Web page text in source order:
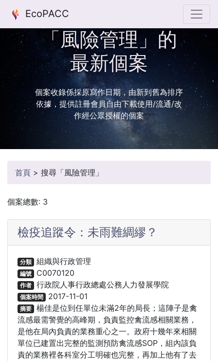
EcoPACC
「風險管理」的
最新個案
個案收錄係採原寫作日期，由新到舊為排序
依據，提供註冊會員自由下載使用/流通/改
作經公眾授權的個案
首頁 > 搜尋「風險管理」
個案總數: 3
檢疫追蹤令：未雨難綢繆？
分類 組織與行政管理
編號 C0070120
作者 行政院人事行政總處公務人力發展學院
個案時間 2017-11-01
摘要 楊佳是位到任單位未滿2年的局長；這陣子是禽
流感最需警覺的高峰期，負責監控禽流感相關業務，
是他在局內負責的業務重心之一。政府十幾年來相關
單位已建置出完整的監測預防禽流感SOP，組內該負
責的業務裡各科室分工明確也完整，再加上他有了去